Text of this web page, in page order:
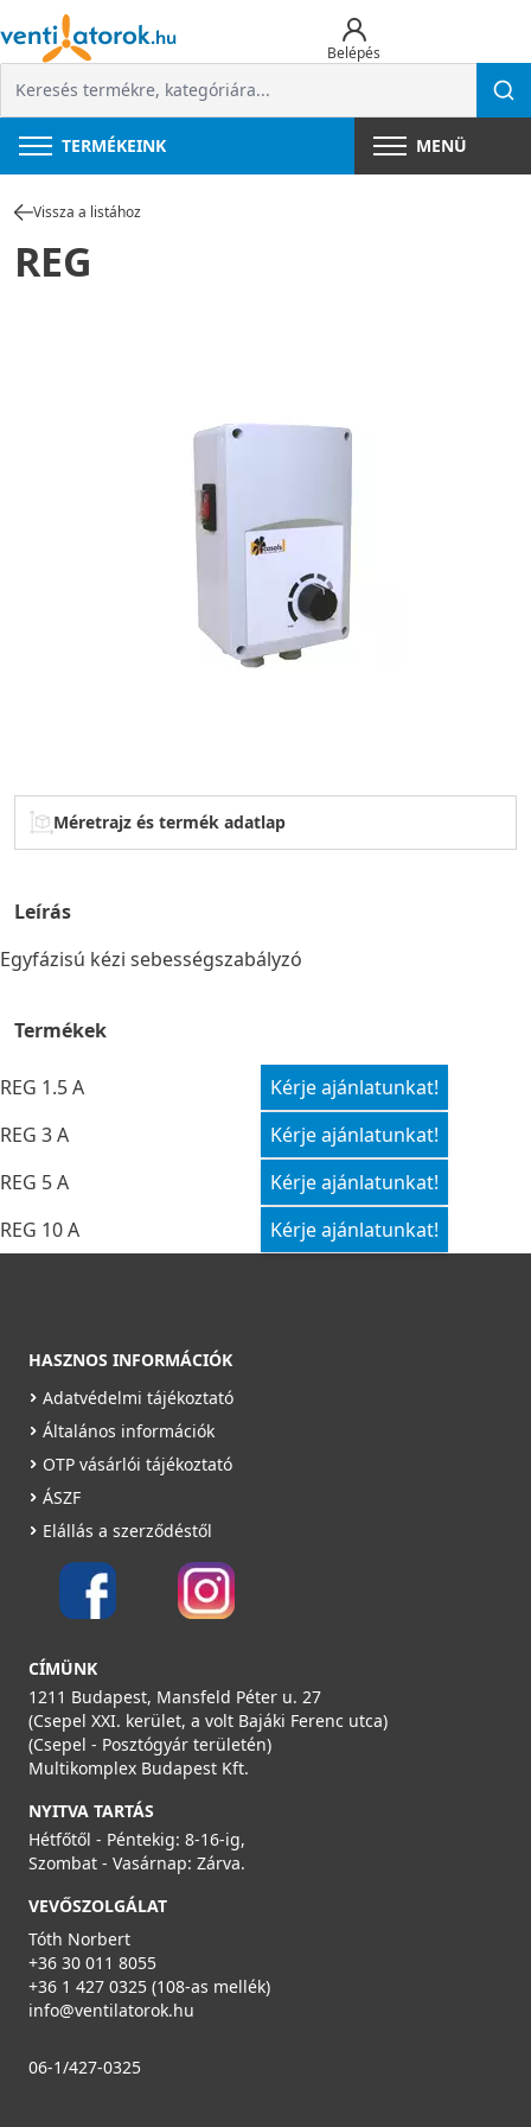
Belépés
TERMÉKEINK MENÜ
Vissza a listához
REG
Méretrajz és termék adatlap
Leírás
Egyfázisú kézi sebességszabályzó
Termékek
REG 1.5 A
Kérje ajánlatunkat!
REG 3 A
Kérje ajánlatunkat!
REG 5 A
Kérje ajánlatunkat!
REG 10 A
Kérje ajánlatunkat!
HASZNOS INFORMÁCIÓK
Adatvédelmi tájékoztató
Általános információk
OTP vásárlói tájékoztató
ÁSZF
Elállás a szerződéstől
CÍMÜNK
1211 Budapest, Mansfeld Péter u. 27
(Csepel XXI. kerület, a volt Bajáki Ferenc utca)
(Csepel - Posztógyár területén)
Multikomplex Budapest Kft.
NYITVA TARTÁS
Hétfőtől - Péntekig: 8-16-ig,
Szombat - Vasárnap: Zárva.
VEVŐSZOLGÁLAT
Tóth Norbert
+36 30 011 8055
+36 1 427 0325 (108-as mellék)
info@ventilatorok.hu
06-1/427-0325